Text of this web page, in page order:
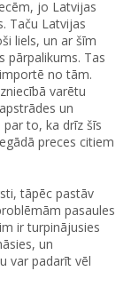
jo Latvijas
Taču Latvijas
liels, un ar šīm
pārpalikums. Tas
no tām.
varētu
un
to, ka drīz šīs
preces citiem
tāpēc pastāv
pasaules
ir turpinājusies
un
var padarīt vēl